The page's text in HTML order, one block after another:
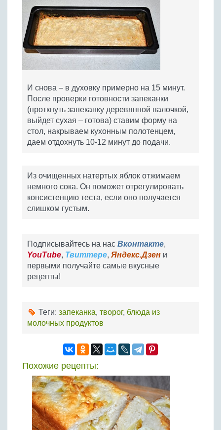
И снова – в духовку примерно на 15 минут.
После проверки готовности запеканки
(проткнуть запеканку деревянной палочкой,
выйдет сухая – готова) ставим форму на
стол, накрываем кухонным полотенцем,
даем отдохнуть 10-12 минут до подачи.
Из очищенных натертых яблок отжимаем
немного сока. Он поможет отрегулировать
консистенцию теста, если оно получается
слишком густым.
Подписывайтесь на нас Вконтакте,
YouTube, Твиттере, Яндекс.Дзен и
первыми получайте самые вкусные
рецепты!
Теги: запеканка, творог, блюда из
молочных продуктов
Похожие рецепты: